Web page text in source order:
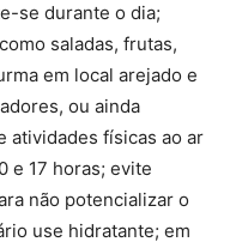
se durante o dia;
saladas, frutas,
em local arejado e
ou ainda
atividades físicas ao ar
e 17 horas; evite
não potencializar o
use hidratante; em